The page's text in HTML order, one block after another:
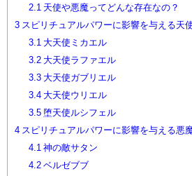
2.1
天使や悪魔ってどんな存在なの？
3 スピリチュアルパワーに影響を与える天
3.1
大天使ミカエル
3.2大天使ラファエル
3.3大天使ガブリエル
3.4大天使ウリエル
3.5堕天使ルシフェル
4 スピリチュアルパワーに影響を与える悪
4.1 神の敵サタン
4.2ベルゼブブ